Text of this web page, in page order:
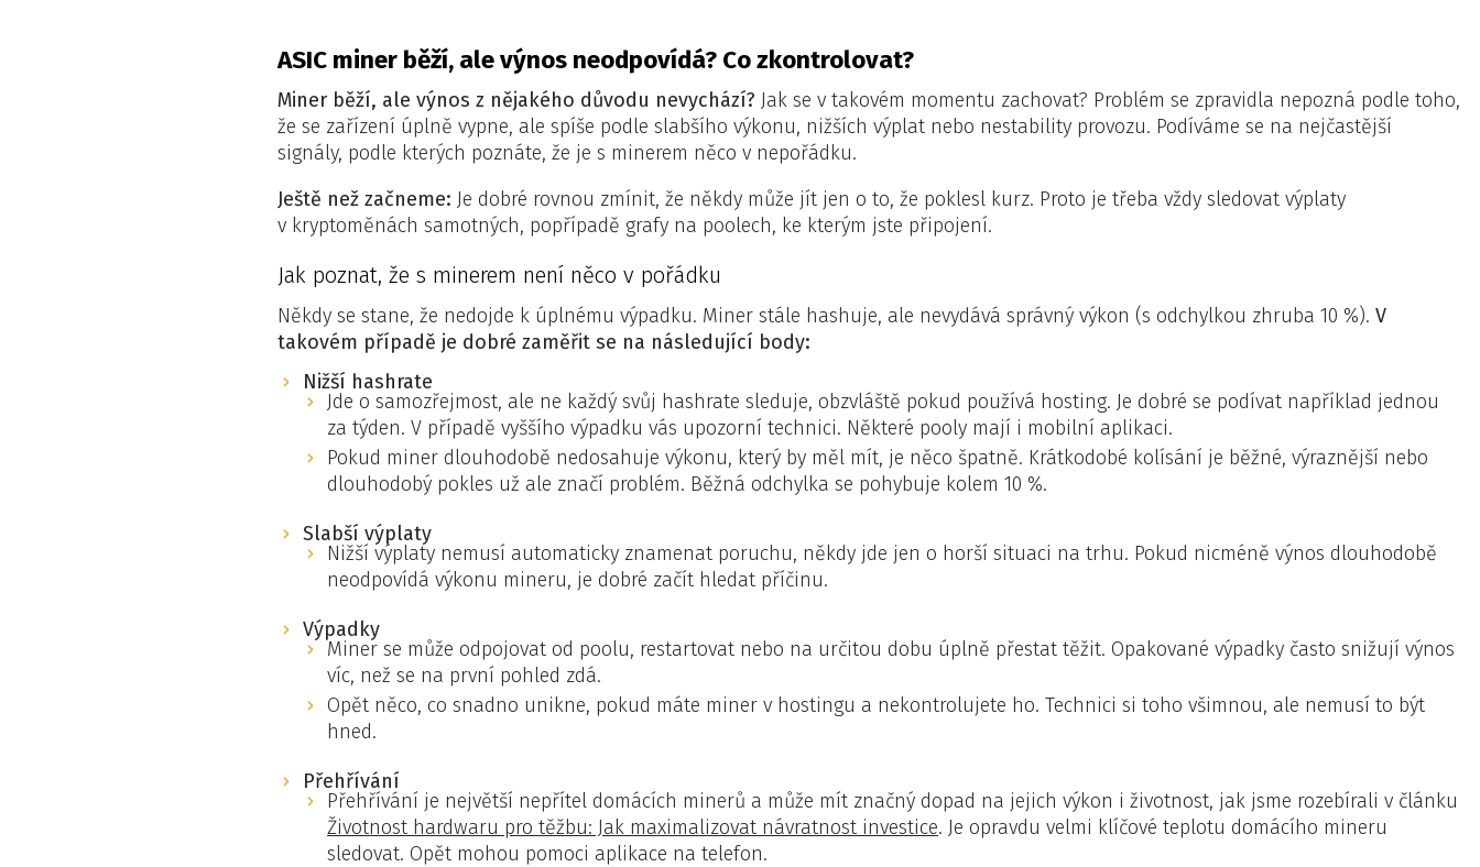
ASIC miner běží, ale výnos neodpovídá? Co zkontrolovat?
Miner běží, ale výnos z nějakého důvodu nevychází? Jak se v takovém momentu zachovat? Problém se zpravidla nepozná podle toho,
že se zařízení úplně vypne, ale spíše podle slabšího výkonu, nižších výplat nebo nestability provozu. Podíváme se na nejčastější
signály, podle kterých poznáte, že je s minerem něco v nepořádku.
Ještě než začneme: Je dobré rovnou zmínit, že někdy může jít jen o to, že poklesl kurz. Proto je třeba vždy sledovat výplaty
v kryptoměnách samotných, popřípadě grafy na poolech, ke kterým jste připojení.
Jak poznat, že s minerem není něco v pořádku
Někdy se stane, že nedojde k úplnému výpadku. Miner stále hashuje, ale nevydává správný výkon (s odchylkou zhruba 10 %). V
takovém případě je dobré zaměřit se na následující body:
Nižší hashrate
Jde o samozřejmost, ale ne každý svůj hashrate sleduje, obzvláště pokud používá hosting. Je dobré se podívat například jednou
za týden. V případě vyššího výpadku vás upozorní technici. Některé pooly mají i mobilní aplikaci.
Pokud miner dlouhodobě nedosahuje výkonu, který by měl mít, je něco špatně. Krátkodobé kolísání je běžné, výraznější nebo
dlouhodobý pokles už ale značí problém. Běžná odchylka se pohybuje kolem 10 %.
Slabší výplaty
Nižší výplaty nemusí automaticky znamenat poruchu, někdy jde jen o horší situaci na trhu. Pokud nicméně výnos dlouhodobě
neodpovídá výkonu mineru, je dobré začít hledat příčinu.
Výpadky
Miner se může odpojovat od poolu, restartovat nebo na určitou dobu úplně přestat těžit. Opakované výpadky často snižují výnos
víc, než se na první pohled zdá.
Opět něco, co snadno unikne, pokud máte miner v hostingu a nekontrolujete ho. Technici si toho všimnou, ale nemusí to být
hned.
Přehřívání
Přehřívání je největší nepřítel domácích minerů a může mít značný dopad na jejich výkon i životnost, jak jsme rozebírali v článku
Životnost hardwaru pro těžbu: Jak maximalizovat návratnost investice. Je opravdu velmi klíčové teplotu domácího mineru
sledovat. Opět mohou pomoci aplikace na telefon.